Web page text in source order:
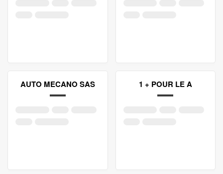
AUTO MECANO SAS 1 + POUR LE A